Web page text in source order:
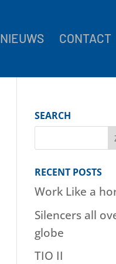
NIEUWS CONTACT
SEARCH
RECENT POSTS
Work Like a
Silencers all
globe
TIO II